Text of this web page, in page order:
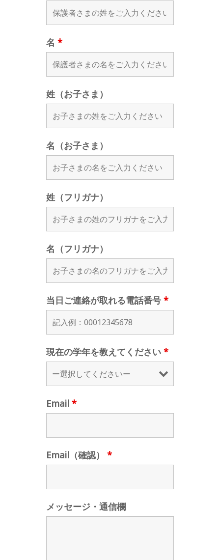
名 *
姓（お子さま）
名（お子さま）
姓（フリガナ）
名（フリガナ）
当日ご連絡が取れる電話番号 *
現在の学年を教えてください *
Email *
Email（確認） *
メッセージ・通信欄